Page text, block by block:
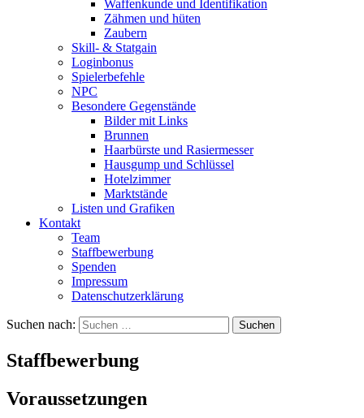
Waffenkunde und Identifikation
Zähmen und hüten
Zaubern
Skill- & Statgain
Loginbonus
Spielerbefehle
NPC
Besondere Gegenstände
Bilder mit Links
Brunnen
Haarbürste und Rasiermesser
Hausgump und Schlüssel
Hotelzimmer
Marktstände
Listen und Grafiken
Kontakt
Team
Staffbewerbung
Spenden
Impressum
Datenschutzerklärung
Suchen nach:
Staffbewerbung
Voraussetzungen